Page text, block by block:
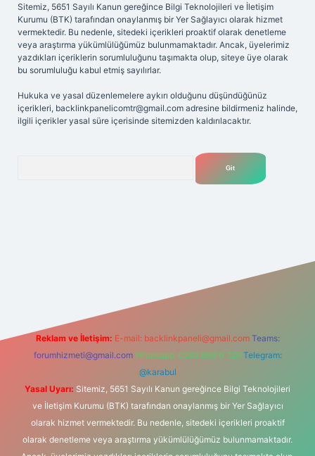
Sitemiz, 5651 Sayılı Kanun gereğince Bilgi Teknolojileri ve İletişim
Kurumu (BTK) tarafından onaylanmış bir Yer Sağlayıcı olarak hizmet
vermektedir. Bu nedenle, sitedeki içerikleri proaktif olarak denetleme
veya araştırma yükümlülüğümüz bulunmamaktadır. Ancak, üyelerimiz
yazdıkları içeriklerin sorumluluğunu taşımakta olup, siteye üye olarak
bu sorumluluğu kabul etmiş sayılırlar.
Hukuka ve yasal düzenlemelere aykırı olduğunu düşündüğünüz
içerikleri, backlinkpanelicomtr@gmail.com adresine bildirmeniz halinde,
ilgili içerikler yasal süre içerisinde sitemizden kaldırılacaktır.
Reklam ve İletişim: E-mail: backlinkpaneli@gmail.com Teams:
forumhizmeti@gmail.com Whatsapp: 0262 606 0 726 Telegram:
@karabul
Yasal Uyarı: Sitemiz, 5651 Sayılı Kanun gereğince Bilgi Teknolojileri
ve İletişim Kurumu (BTK) tarafından onaylanmış bir Yer Sağlayıcı
olarak hizmet vermektedir. Bu nedenle, sitedeki içerikleri proaktif
olarak denetleme veya araştırma yükümlülüğümüz bulunmamaktadır.